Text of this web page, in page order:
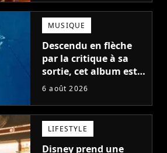
MUSIQUE
Descendu en flèche
par la critique à sa
sortie, cet album est
en train de devenir le
auteur
6 août 2026
LIFESTYLE
Disney prend une